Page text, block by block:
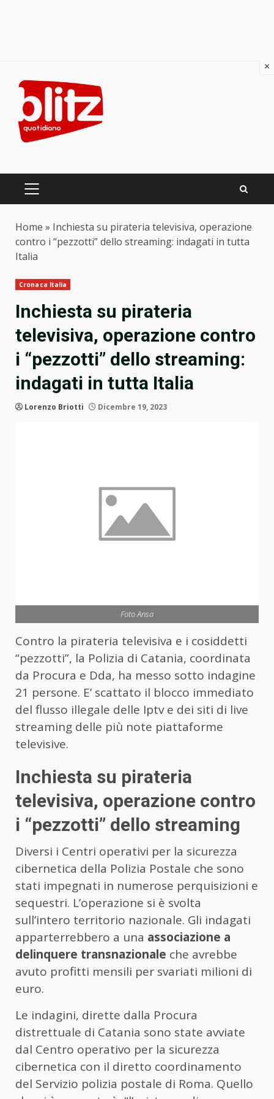
content
PRIMARY
Home » Inchiesta su pirateria televisiva, operazione
contro i “pezzotti” dello streaming: indagati in tutta
Italia
Cronaca Italia
Inchiesta su pirateria
televisiva, operazione contro
i “pezzotti” dello streaming:
indagati in tutta Italia
Lorenzo Briotti Dicembre 19, 2023
Foto Ansa
Contro la pirateria televisiva e i cosiddetti
“pezzotti”, la Polizia di Catania, coordinata
da Procura e Dda, ha messo sotto indagine
21 persone. E’ scattato il blocco immediato
del flusso illegale delle Iptv e dei siti di live
streaming delle più note piattaforme
televisive.
Inchiesta su pirateria
televisiva, operazione contro
i “pezzotti” dello streaming
Diversi i Centri operativi per la sicurezza
cibernetica della Polizia Postale che sono
stati impegnati in numerose perquisizioni e
sequestri. L’operazione si è svolta
sull’intero territorio nazionale. Gli indagati
apparterrebbero a una associazione a
delinquere transnazionale che avrebbe
avuto profitti mensili per svariati milioni di
euro.
Le indagini, dirette dalla Procura
distrettuale di Catania sono state avviate
dal Centro operativo per la sicurezza
cibernetica con il diretto coordinamento
del Servizio polizia postale di Roma. Quello
×